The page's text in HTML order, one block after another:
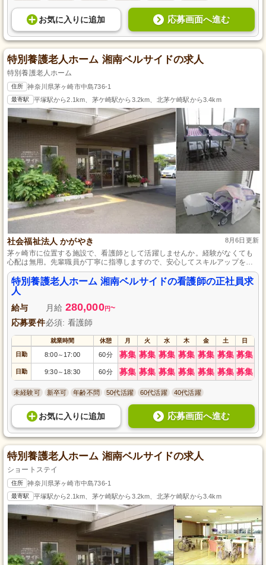
お気に入り に追加 応募画面へ進む
特別養護老人ホーム 湘南ベルサイドの求人
特別養護老人ホーム
住所 神奈川県茅ヶ崎市中島736-1
最寄駅 平塚駅から2.1km、茅ケ崎駅から3.2km、北茅ケ崎駅から3.4km
社会福祉法人 かがやき 8月6日更新
茅ヶ崎市に位置する施設で、看護師として活躍しませんか。経験がなくても
心配は無用。先輩職員が丁寧に指導しますので、安心してスキルアップを図
れます。広々とした環境の中、最新設備が整っており、快適に働けます。社
会保険完備で、賞与や退職金制度もあり、充実した待遇をご用意。通勤も車
通勤可で、交通費支給もあるため、毎日の通勤も楽々です。
特別養護老人ホーム 湘南ベルサイドの看護師の正社員求
人
給与 月給 280,000円~
応募要件必須: 看護師
就業時間 休憩 月 火 水 木 金 土 日
日勤 8:00～ 17:00 60分 募集 募集 募集 募集 募集 募集 募集
日勤 9:30～ 18:30 60分 募集 募集 募集 募集 募集 募集 募集
未経験可 新卒可 年齢不問 50代活躍 60代活躍 40代活躍
お気に入り に追加 応募画面へ進む
特別養護老人ホーム 湘南ベルサイドの求人
ショートステイ
住所 神奈川県茅ヶ崎市中島736-1
最寄駅 平塚駅から2.1km、茅ケ崎駅から3.2km、北茅ケ崎駅から3.4km